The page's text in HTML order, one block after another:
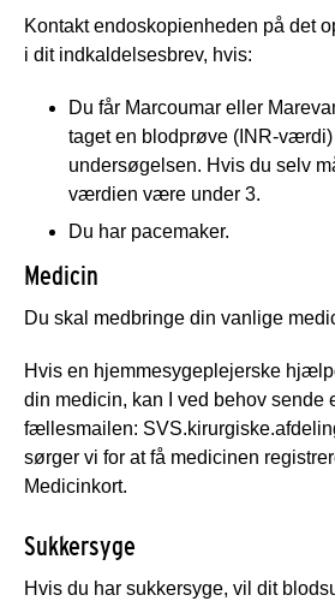
Kontakt endoskopienheden på det
i dit indkaldelsesbrev, hvis:
Du får Marcoumar eller
taget en blodprøve (INR-
undersøgelsen. Hvis du selv
værdien være under 3.
Du har pacemaker.
Medicin
Du skal medbringe din vanlige
Hvis en hjemmesygeplejerske
din medicin, kan I ved behov sende
fællesmailen:
sørger vi for at få medicinen
Medicinkort.
Sukkersyge
Hvis du har sukkersyge, vil dit